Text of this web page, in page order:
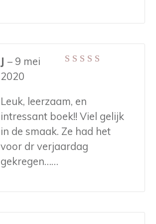
J– 9 mei
2020
Leuk, leerzaam, en
intressant boek!! Viel gelijk
in de smaak. Ze had het
voor dr verjaardag
gekregen……